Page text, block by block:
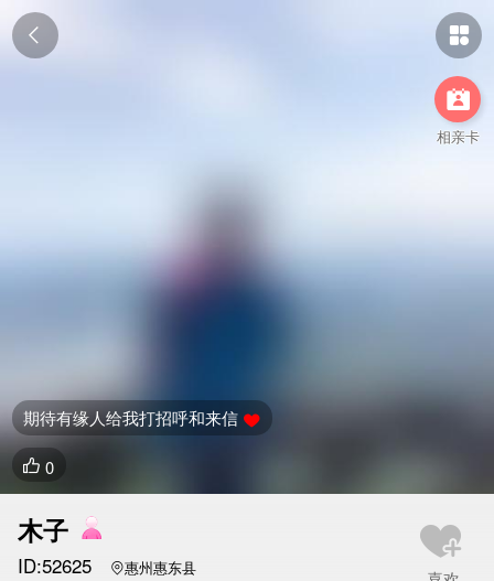
 

相亲卡
 0
期待有缘人给我打招呼和来信 
木子
ID:52625 惠州惠东县